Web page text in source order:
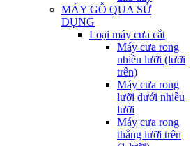
MÁY GỖ QUA SỬ
DỤNG
Loại máy cưa cắt
Máy cưa rong
nhiều lưỡi (lưỡi
trên)
Máy cưa rong
lưỡi dưới nhiều
lưỡi
Máy cưa rong
thẳng lưỡi trên